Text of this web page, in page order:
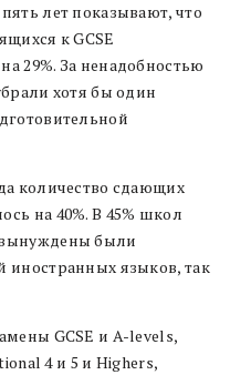
лет показывают, что
к GCSE
29%. За ненадобностью
хотя бы один
количество сдающих
на 40%. В 45% школ
были
иностранных языков, так
GCSE и A-levels,
4 и 5 и Highers,